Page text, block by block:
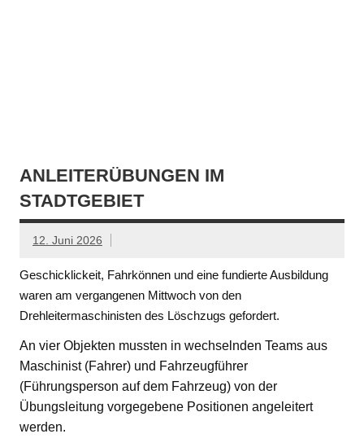
ANLEITERÜBUNGEN IM
STADTGEBIET
12. Juni 2026
Geschicklickeit, Fahrkönnen und eine fundierte Ausbildung
waren am vergangenen Mittwoch von den
Drehleitermaschinisten des Löschzugs gefordert.
An vier Objekten mussten in wechselnden Teams aus
Maschinist (Fahrer) und Fahrzeugführer
(Führungsperson auf dem Fahrzeug) von der
Übungsleitung vorgegebene Positionen angeleitert
werden.